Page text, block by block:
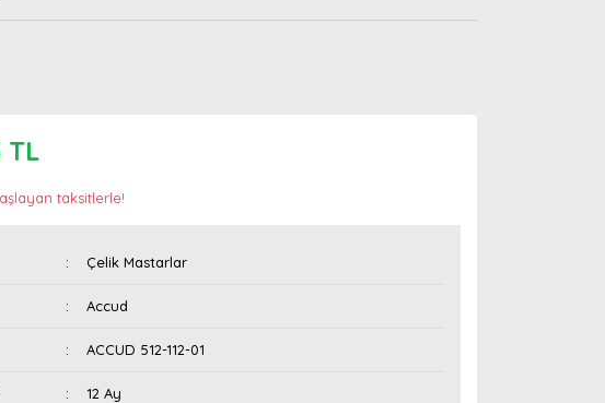
TL
taksitlerle!
Çelik Mastarlar
Accud
ACCUD 512-112-01
12 Ay